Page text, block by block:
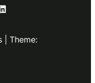
| Theme: